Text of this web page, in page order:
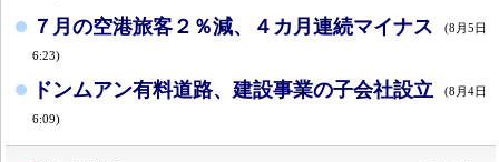
７月の空港旅客２％減、４カ月連続マイナス (8月5日
6:23)
ドンムアン有料道路、建設事業の子会社設立 (8月4日
6:09)